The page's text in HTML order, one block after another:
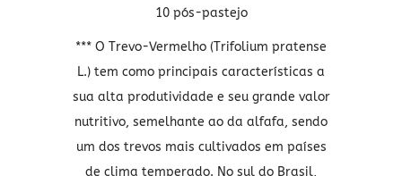
10 pós-pastejo
*** O Trevo-Vermelho (Trifolium pratense
L.) tem como principais características a
sua alta produtividade e seu grande valor
nutritivo, semelhante ao da alfafa, sendo
um dos trevos mais cultivados em países
de clima temperado. No sul do Brasil,